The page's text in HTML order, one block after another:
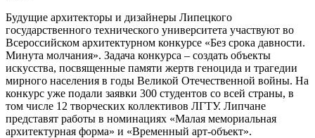
Будущие архитекторы и дизайнеры Липецкого
государственного технического университета участвуют во
Всероссийском архитектурном конкурсе «Без срока давности.
Минута молчания». Задача конкурса – создать объекты
искусства, посвященные памяти жертв геноцида и трагедии
мирного населения в годы Великой Отечественной войны. На
конкурс уже подали заявки 300 студентов со всей страны, в
том числе 12 творческих коллективов ЛГТУ. Липчане
представят работы в номинациях «Малая мемориальная
архитектурная форма» и «Временный арт-объект».